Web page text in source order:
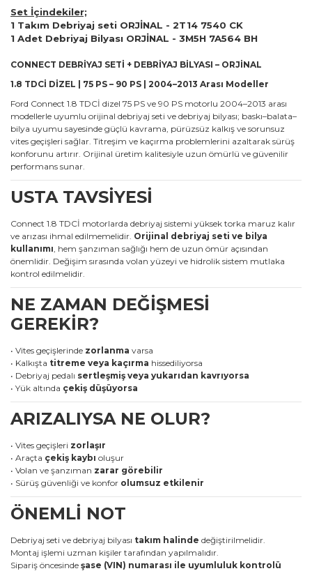
Set İçindekiler;
1 Takım Debriyaj seti ORJİNAL - 2T14 7540 CK
1 Adet Debriyaj Bilyası ORJİNAL - 3M5H 7A564 BH
CONNECT DEBRİYAJ SETİ + DEBRİYAJ BİLYASI – ORJİNAL
1.8 TDCİ DİZEL | 75 PS – 90 PS | 2004–2013 Arası Modeller
Ford Connect 1.8 TDCİ dizel 75 PS ve 90 PS motorlu 2004–2013 arası
modellerle uyumlu orijinal debriyaj seti ve debriyaj bilyası; baskı–balata–
bilya uyumu sayesinde güçlü kavrama, pürüzsüz kalkış ve sorunsuz
vites geçişleri sağlar. Titreşim ve kaçırma problemlerini azaltarak sürüş
konforunu artırır. Orijinal üretim kalitesiyle uzun ömürlü ve güvenilir
performans sunar.
USTA TAVSİYESİ
Connect 1.8 TDCİ motorlarda debriyaj sistemi yüksek torka maruz kalır
ve arızası ihmal edilmemelidir. Orijinal debriyaj seti ve bilya
kullanımı, hem şanzıman sağlığı hem de uzun ömür açısından
önemlidir. Değişim sırasında volan yüzeyi ve hidrolik sistem mutlaka
kontrol edilmelidir.
NE ZAMAN DEĞİŞMESİ
GEREKİR?
• Vites geçişlerinde zorlanma varsa
• Kalkışta titreme veya kaçırma hissediliyorsa
• Debriyaj pedalı sertleşmiş veya yukarıdan kavrıyorsa
• Yük altında çekiş düşüyorsa
ARIZALIYSA NE OLUR?
• Vites geçişleri zorlaşır
• Araçta çekiş kaybı oluşur
• Volan ve şanzıman zarar görebilir
• Sürüş güvenliği ve konfor olumsuz etkilenir
ÖNEMLİ NOT
Debriyaj seti ve debriyaj bilyası takım halinde değiştirilmelidir.
Montaj işlemi uzman kişiler tarafından yapılmalıdır.
Sipariş öncesinde şase (VIN) numarası ile uyumluluk kontrolü